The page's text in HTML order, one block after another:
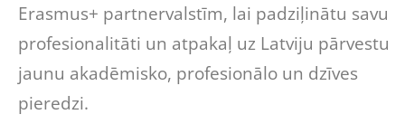
Erasmus+ partnervalstīm, lai padziļinātu savu
profesionalitāti un atpakaļ uz Latviju pārvestu
jaunu akadēmisko, profesionālo un dzīves
pieredzi.